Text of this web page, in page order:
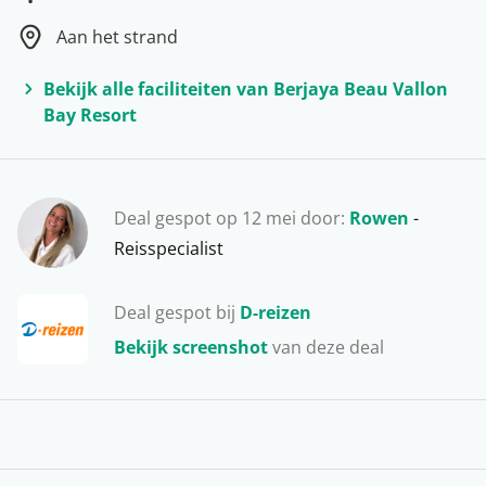
Deal gespot op 12 mei door: Rowen -
Reisspecialist
Deal gespot bij D-reizen
Bekijk screenshotvan deze deal
Mahé, de witte zandstranden van La Digue
zien. Een heerlijke vakantie!
Aan het strand
Bekijk alle faciliteiten van Berjaya Beau Vallon
Bay Resort